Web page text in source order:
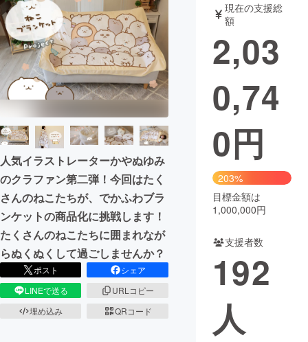
人気イラストレーターかやぬゆみ
のクラファン第二弾！今回はたく
さんのねこたちが、でかふわブラ
ンケットの商品化に挑戦します！
たくさんのねこたちに囲まれなが
らぬくぬくして過ごしませんか？
ポスト
シェア
LINEで送る
URLコピー
埋め込み
QRコード
現在の支援総
額
2,03
0,74
0円
203%
目標金額は
1,000,000円
支援者数
192
人